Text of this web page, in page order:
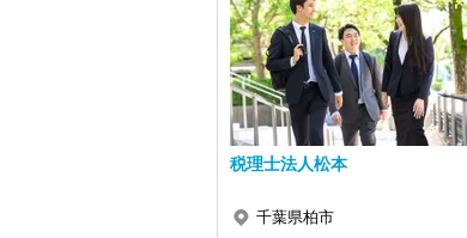
税理士法人松本
千葉県柏市